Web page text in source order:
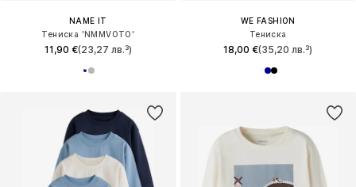
NAME IT
Тениска 'NMMVOTO'
11,90 €(23,27 лв.³)
WE FASHION
Тениска
18,00 €(35,20 лв.³)